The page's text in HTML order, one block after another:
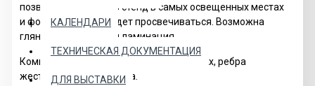
КАЛЕНДАРИ
ТЕХНИЧЕСКАЯ ДОКУМЕНТАЦИЯ
ДЛЯ ВЫСТАВКИ
позволяет поставить стенд в самых освещенных местах
и фотополотно не будет просвечиваться. Возможна
глянцевая и матовая ламинация.
Комплект поставки: решетка на магнитах, ребра
жесткости, фотополотна.